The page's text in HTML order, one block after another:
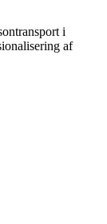
i
af